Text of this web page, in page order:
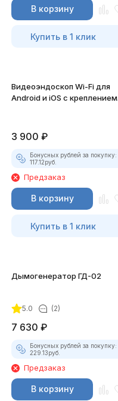
В корзину
Купить в 1 клик
Видеоэндоскоп Wi-Fi для
Android и iOS с креплением
3 900 ₽
Бонусных рублей за покупку:
117.12руб.
Предзаказ
В корзину
Купить в 1 клик
Дымогенератор ГД-02
5.0 (2)
7 630 ₽
Бонусных рублей за покупку:
229.13руб.
Предзаказ
В корзину